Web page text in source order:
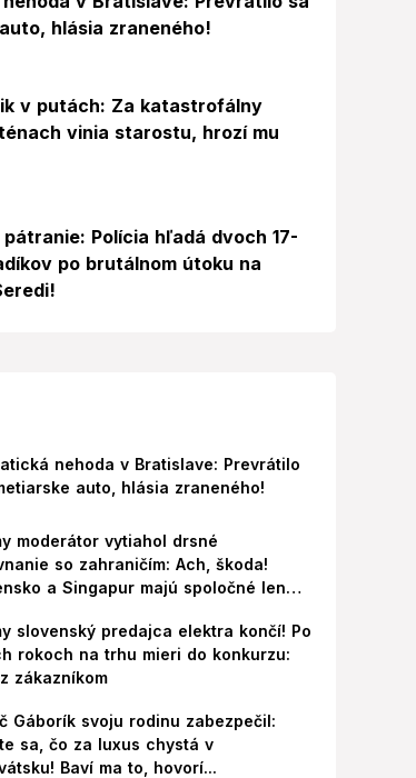
hlásia zraneného!
v putách: Za katastrofálny
vinia starostu, hrozí mu
Polícia hľadá dvoch 17-
po brutálnom útoku na
nehoda v Bratislave: Prevrátilo
auto, hlásia zraneného!
moderátor vytiahol drsné
so zahraničím: Ach, škoda!
a Singapur majú spoločné len
slovenský predajca elektra končí! Po
rokoch na trhu mieri do konkurzu:
zákazníkom
Gáborík svoju rodinu zabezpečil:
sa, čo za luxus chystá v
Baví ma to, hovorí...